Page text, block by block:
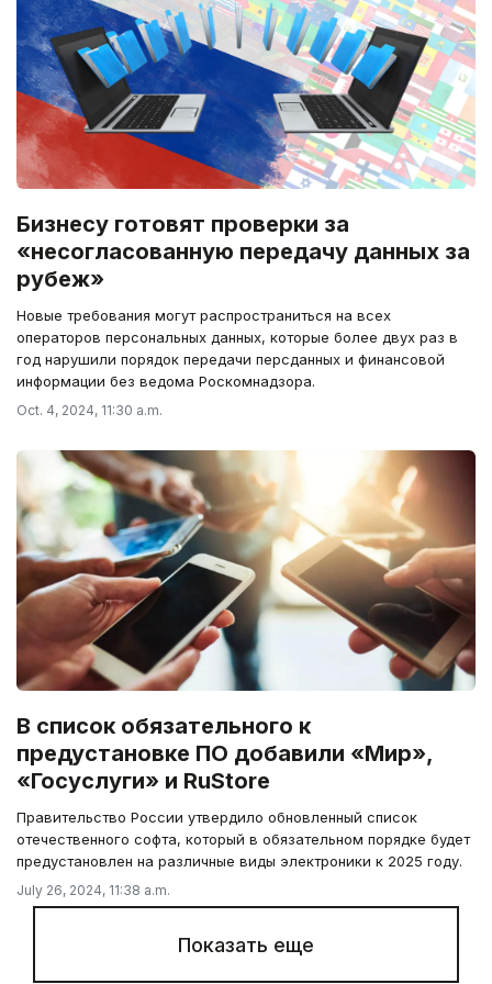
Бизнесу готовят проверки за
«несогласованную передачу данных за
рубеж»
Новые требования могут распространиться на всех
операторов персональных данных, которые более двух раз в
год нарушили порядок передачи персданных и финансовой
информации без ведома Роскомнадзора.
Oct. 4, 2024, 11:30 a.m.
В список обязательного к
предустановке ПО добавили «Мир»,
«Госуслуги» и RuStore
Правительство России утвердило обновленный список
отечественного софта, который в обязательном порядке будет
предустановлен на различные виды электроники к 2025 году.
July 26, 2024, 11:38 a.m.
Показать еще